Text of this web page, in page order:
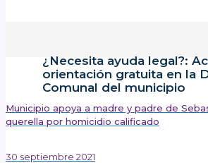
¿Necesita ayuda legal?:
orientación gratuita en la
Comunal del municipio
Municipio apoya a madre y padre de
querella por homicidio calificado
30 septiembre 2021